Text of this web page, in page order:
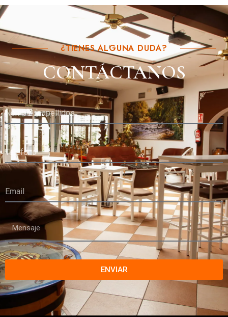
¿TIENES ALGUNA DUDA?
CONTÁCTANOS
ENVIAR